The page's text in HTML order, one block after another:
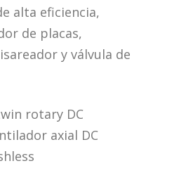
alta eficiencia,
de placas,
y válvula de
rotary DC
axial DC